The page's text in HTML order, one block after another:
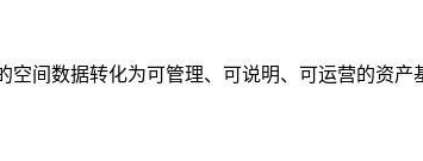
间数据转化为可管理、可说明、可运营的资产